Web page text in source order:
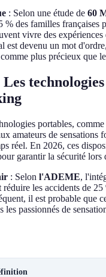
: Selon une étude de 60
% des familles françaises
vivre des
est devenu un mot
plus précieux que
Les
portables,
amateurs de sensations
réel. En 2026, ces
garantir la sécurité lors
: Selon l'ADEME,
les accidents de 25
il est probable que
les passionnés de